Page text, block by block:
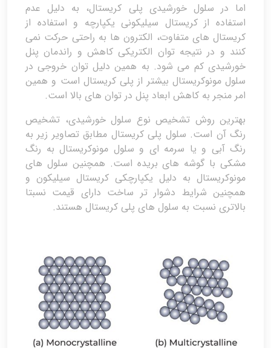
اما در سلول خورشیدی پلی کریستال، به دلیل عدم
استفاده از کریستال سیلیکونی یکپارچه و استفاده از
کریستال های متفاوت، الکترون ها به راحتی حرکت نمی
کنند و در نتیجه توان الکتریکی کاهش و راندمان پنل
خورشیدی کم می شود. به همین دلیل توان خروجی در
سلول مونوکریستال بیشتر از پلی کریستال است و همین
امر منجر به کاهش ابعاد پنل در توان های بالا است.
بهترین روش تشخیص نوع سلول خورشیدی، تشخیص
رنگ آن است. سلول پلی کریستال مطابق تصاویر زیر به
رنگ آبی و یا سرمه ای و سلول مونوکریستال به رنگ
مشکی با گوشه های بریده است. همچنین سلول های
مونوکریستال به دلیل یکپارچکی کریستال سیلیکون و
همچنین شرایط دشوار تر ساخت دارای قیمت نسبتا
بالاتری نسبت به سلول های پلی کریستال هستند.